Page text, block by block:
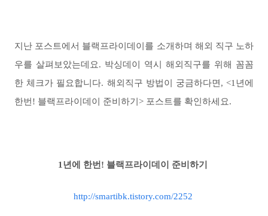
지난 포스트에서 블랙프라이데이를 소개하며 해외 직구 노하
우를 살펴보았는데요. 박싱데이 역시 해외직구를 위해 꼼꼼
한 체크가 필요합니다. 해외직구 방법이 궁금하다면, <1년에
한번! 블랙프라이데이 준비하기> 포스트를 확인하세요.
1년에 한번! 블랙프라이데이 준비하기
http://smartibk.tistory.com/2252